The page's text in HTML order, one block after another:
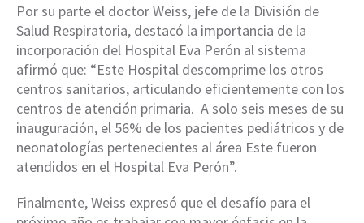
Por su parte el doctor Weiss, jefe de la División de
Salud Respiratoria, destacó la importancia de la
incorporación del Hospital Eva Perón al sistema
afirmó que: “Este Hospital descomprime los otros
centros sanitarios, articulando eficientemente con los
centros de atención primaria. A solo seis meses de su
inauguración, el 56% de los pacientes pediátricos y de
neonatologías pertenecientes al área Este fueron
atendidos en el Hospital Eva Perón”.
Finalmente, Weiss expresó que el desafío para el